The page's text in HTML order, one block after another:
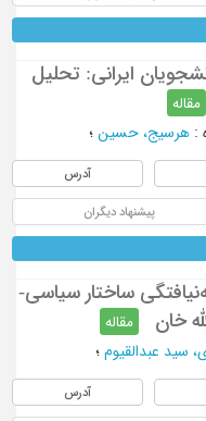
ایرانی: تحلیل
مقاله
: هرسیج، حسین؛
آدرس
پیشنهاد دیگران
ساختار سیاسی-
خان
مقاله
سید عبدالقیوم؛
آدرس